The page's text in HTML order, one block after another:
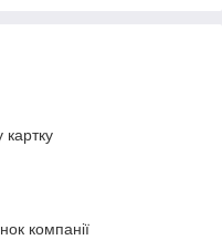
компанії